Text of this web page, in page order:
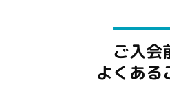
ご入会
よくある